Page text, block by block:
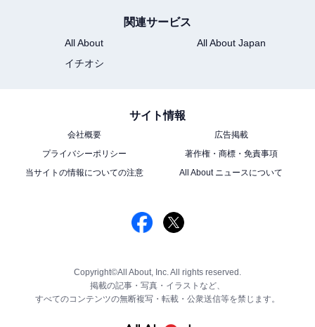
関連サービス
All About
All About Japan
イチオシ
サイト情報
会社概要
広告掲載
プライバシーポリシー
著作権・商標・免責事項
当サイトの情報についての注意
All About ニュースについて
Copyright©All About, Inc. All rights reserved.
掲載の記事・写真・イラストなど、
すべてのコンテンツの無断複写・転載・公衆送信等を禁じます。